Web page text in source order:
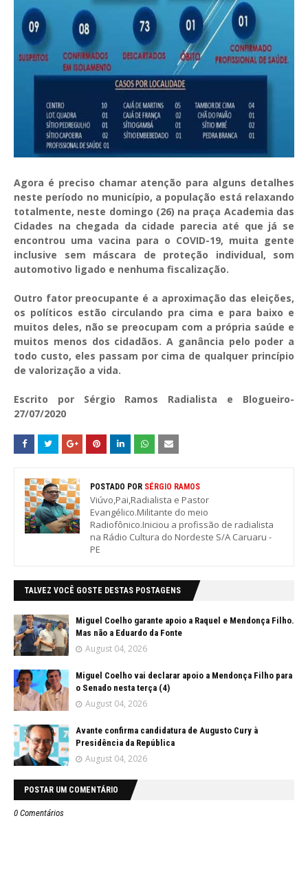
Agora é preciso chamar atenção para alguns detalhes
neste período no município, a população está relaxando
totalmente, neste domingo (26) na praça Academia das
Cidades na chegada da cidade parecia até que já se
encontrou uma vacina para o COVID-19, muita gente
inclusive sem máscara de proteção individual, som
automotivo ligado e nenhuma fiscalização.
Outro fator preocupante é a aproximação das eleições,
os políticos estão circulando pra cima e para baixo e
muitos deles, não se preocupam com a própria saúde e
muitos menos dos cidadãos. A ganância pelo poder a
todo custo, eles passam por cima de qualquer princípio
de valorização a vida.
Escrito por Sérgio Ramos Radialista e Blogueiro-
27/07/2020
POSTADO POR SÉRGIO RAMOS
Viúvo,Pai,Radialista e Pastor
Evangélico.Militante do meio
Radiofônico.Iniciou a profissão de radialista
na Rádio Cultura do Nordeste S/A Caruaru -
PE
TALVEZ VOCÊ GOSTE DESTAS POSTAGENS
Miguel Coelho garante apoio a Raquel e Mendonça Filho.
Mas não a Eduardo da Fonte
August 04, 2026
Miguel Coelho vai declarar apoio a Mendonça Filho para
o Senado nesta terça (4)
August 04, 2026
Avante confirma candidatura de Augusto Cury à
Presidência da República
August 04, 2026
POSTAR UM COMENTÁRIO
0 Comentários